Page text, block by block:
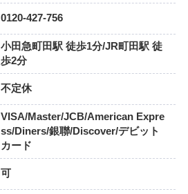
0120-427-756
小田急町田駅 徒歩1分/JR町田駅 徒
歩2分
不定休
VISA/Master/JCB/American Expre
ss/Diners/銀聯/Discover/デビット
カード
可